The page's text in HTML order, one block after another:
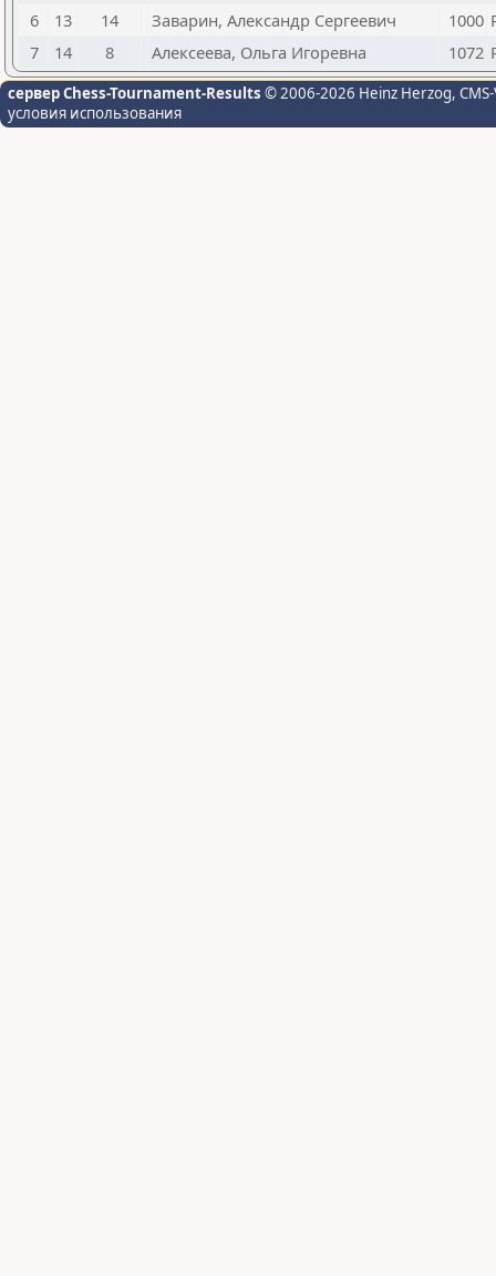
6
13 14 Заварин, Александр Сергеевич 1000
7
14 8 Алексеева, Ольга Игоревна 1072
сервер Chess-Tournament-Results © 2006-2026 Heinz Herzog,
условия использования